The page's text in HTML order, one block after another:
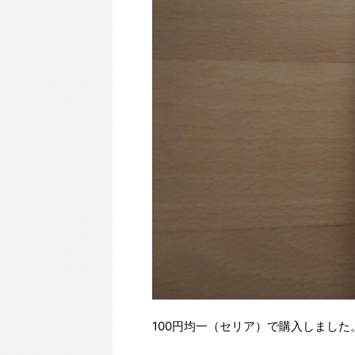
100円均一（セリア）で購入しました